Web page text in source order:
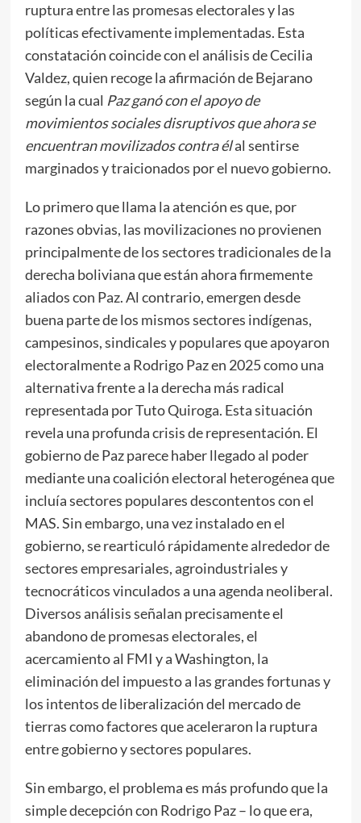
ruptura entre las promesas electorales y las
políticas efectivamente implementadas. Esta
constatación coincide con el análisis de Cecilia
Valdez, quien recoge la afirmación de Bejarano
según la cual Paz ganó con el apoyo de
movimientos sociales disruptivos que ahora se
encuentran movilizados contra élal sentirse
marginados y traicionados por el nuevo gobierno.
Lo primero que llama la atención es que, por
razones obvias, las movilizaciones no provienen
principalmente de los sectores tradicionales de la
derecha boliviana que están ahora firmemente
aliados con Paz. Al contrario, emergen desde
buena parte de los mismos sectores indígenas,
campesinos, sindicales y populares que apoyaron
electoralmente a Rodrigo Paz en 2025 como una
alternativa frente a la derecha más radical
representada por Tuto Quiroga. Esta situación
revela una profunda crisis de representación. El
gobierno de Paz parece haber llegado al poder
mediante una coalición electoral heterogénea que
incluía sectores populares descontentos con el
MAS. Sin embargo, una vez instalado en el
gobierno, se rearticuló rápidamente alrededor de
sectores empresariales, agroindustriales y
tecnocráticos vinculados a una agenda neoliberal.
Diversos análisis señalan precisamente el
abandono de promesas electorales, el
acercamiento al FMI y a Washington, la
eliminación del impuesto a las grandes fortunas y
los intentos de liberalización del mercado de
tierras como factores que aceleraron la ruptura
entre gobierno y sectores populares.
Sin embargo, el problema es más profundo que la
simple decepción con Rodrigo Paz – lo que era,